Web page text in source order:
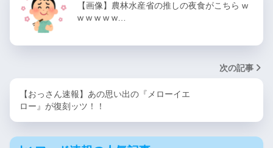
【画像】農林水産省の推しの夜食がこちら w
w w w w w…
次の記事
【おっさん速報】あの思い出の『メローイエ
ロー』が復刻ッツ！！